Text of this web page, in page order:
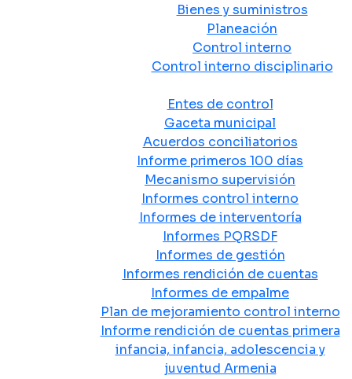
Bienes y suministros
Planeación
Control interno
Control interno disciplinario
Entes de control
Gaceta municipal
Acuerdos conciliatorios
Informe primeros 100 días
Mecanismo supervisión
Informes control interno
Informes de interventoría
Informes PQRSDF
Informes de gestión
Informes rendición de cuentas
Informes de empalme
Plan de mejoramiento control interno
Informe rendición de cuentas primera
infancia, infancia, adolescencia y
juventud Armenia